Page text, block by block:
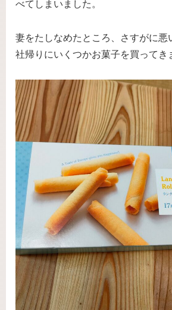
べてしまいました。
妻をたしなめたところ、さすがに悪
社帰りにいくつかお菓子を買ってき